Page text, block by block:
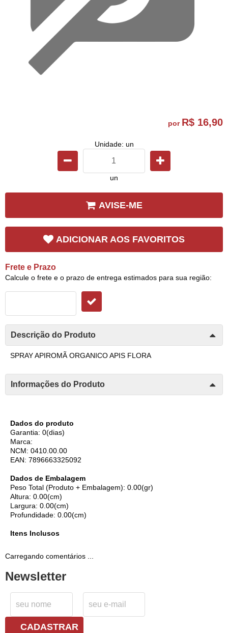
por R$ 16,90
Unidade: un
un
AVISE-ME
ADICIONAR AOS FAVORITOS
Frete e Prazo
Calcule o frete e o prazo de entrega estimados para sua região:
Descrição do Produto
SPRAY APIROMÃ ORGANICO APIS FLORA
Informações do Produto
Dados do produto
Garantia: 0(dias)
Marca:
NCM: 0410.00.00
EAN: 7896663325092
Dados de Embalagem
Peso Total (Produto + Embalagem): 0.00(gr)
Altura: 0.00(cm)
Largura: 0.00(cm)
Profundidade: 0.00(cm)
Itens Inclusos
Carregando comentários ...
Newsletter
CADASTRAR